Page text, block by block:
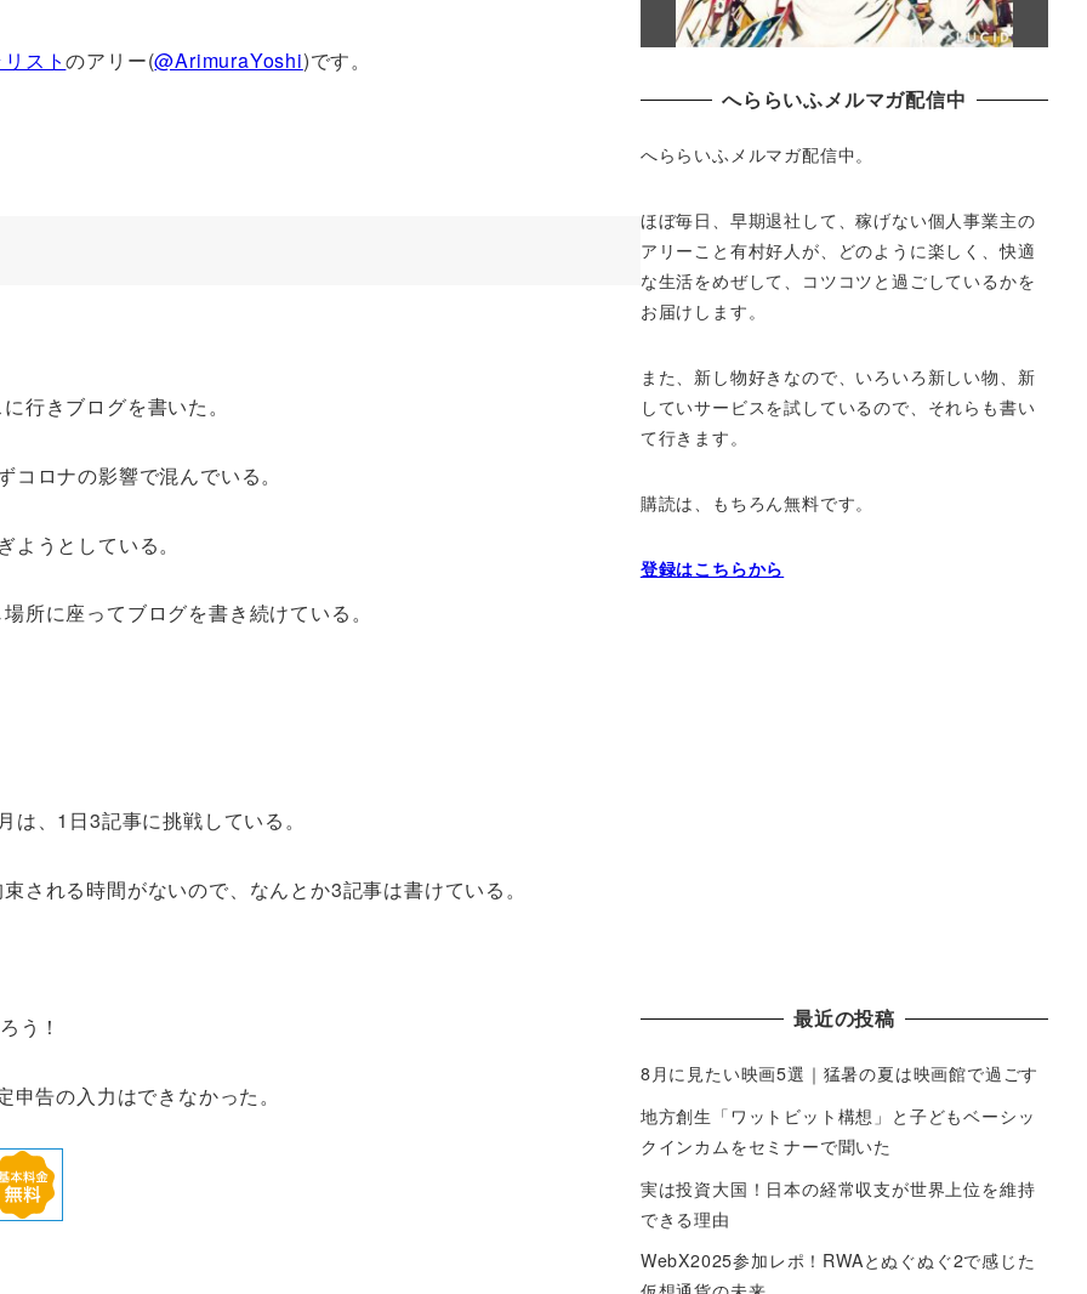
ストのアリー(@ArimuraYoshi)です。
行きブログを書いた。
ロナの影響で混んでいる。
うとしている。
所に座ってブログを書き続けている。
、1日3記事に挑戦している。
される時間がないので、なんとか3記事は書けている。
う！
告の入力はできなかった。
へららいふメルマガ配信中
へららいふメルマガ配信中。
ほぼ毎日、早期退社して、稼げない個人事業主の
アリーこと有村好人が、どのように楽しく、快適
な生活をめぜして、 コツコツと過ごしているかを
お届けします。
また、新し物好きなので、いろいろ新しい物、 新
していサービスを試しているので、それらも書い
て行きます。
購読は、もちろん無料です。
登録はこちらから
最近の投稿
8月に見たい映画5選｜猛暑の夏は映画館で過ごす
地方創生「ワットビット構想」と子どもベーシッ
クインカムをセミナーで聞いた
実は投資大国！日本の経常収支が世界上位を維持
できる理由
WebX2025参加レポ！RWAとぬぐぬぐ2で感じた